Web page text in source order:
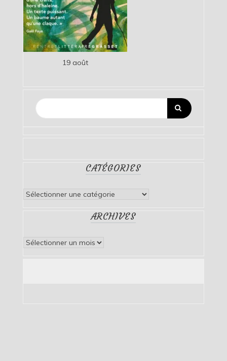
19 août
CATÉGORIES
Catégories
ARCHIVES
Archives